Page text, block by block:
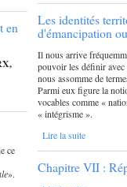
en
ce
».
Les identités
d'émancipation
Il nous arrive
pouvoir les définir avec
nous assomme de
Parmi eux figure la
vocables comme «
« intégrisme ».
Lire la suite
Chapitre VII :